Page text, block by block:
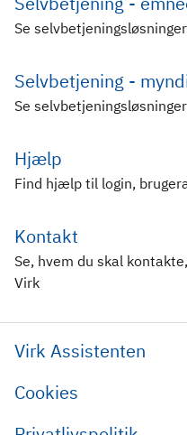
Se
Selvbetjening -
Se
Hjælp
Find hjælp til login,
Kontakt
Se, hvem du skal
Virk
Virk Assistenten
Cookies